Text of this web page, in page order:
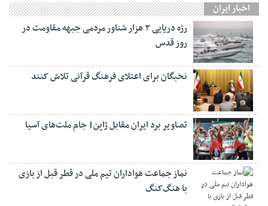
اخبار ایران
رژه دریایی ۳ هزار شناور مردمی جبهه مقاومت در
روز قدس
نخبگان برای اعتلای فرهنگ قرآنی تلاش کنند
تصاویر برد ایران مقابل ژاپن| جام ملت‌های آسیا
نماز جماعت هواداران تیم ملی در قطر قبل از بازی
با هنگ‌کنگ